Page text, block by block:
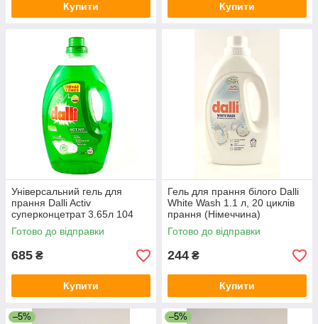
Купити Купити
Універсальний гель для
прання Dalli Activ
суперконцетрат 3.65л 104
прання Німеччина
Готово до відправки
685 ₴
Купити
Гель для прання білого Dalli
White Wash 1.1 л, 20 циклів
прання (Німеччина)
Готово до відправки
244 ₴
Купити
–5% –5%